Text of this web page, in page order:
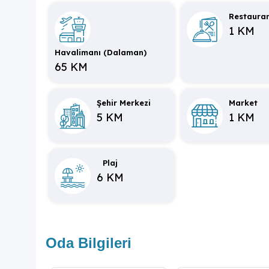
Havalimanı (Dalaman)
65 KM
1 KM
Şehir Merkezi
5 KM
Market
1 KM
Plaj
6 KM
Oda Bilgileri